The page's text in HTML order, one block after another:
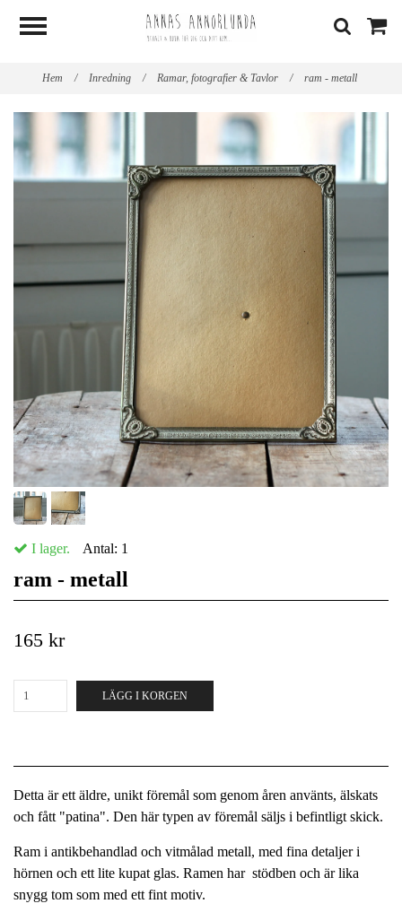
Hem / Inredning / Ramar, fotografier & Tavlor / ram - metall
I lager. Antal: 1
ram - metall
165 kr
LÄGG I KORGEN
Detta är ett äldre, unikt föremål som genom åren använts, älskats
och fått "patina". Den här typen av föremål säljs i befintligt skick.
Ram i antikbehandlad och vitmålad metall, med fina detaljer i
hörnen och ett lite kupat glas. Ramen har stödben och är lika
snygg tom som med ett fint motiv.